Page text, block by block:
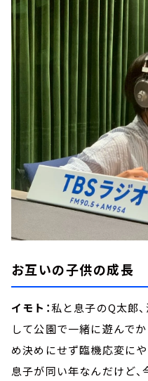
お互いの子供の成長
イモト：私と息子のQ太郎
して公園で一緒に遊んで
め決めにせず臨機応変に
息子が同い年なんだけど